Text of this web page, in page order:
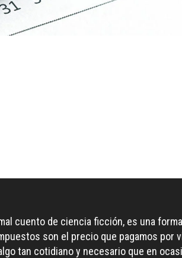
cuento de ciencia ficción, es una
son el precio que pagamos
tan cotidiano y necesario que en